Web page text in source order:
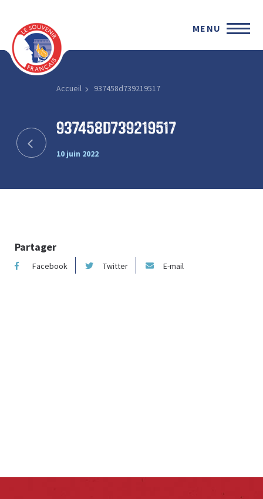
MENU
Accueil 937458d739219517
937458d739219517
10 juin 2022
Partager
Facebook Twitter E-mail